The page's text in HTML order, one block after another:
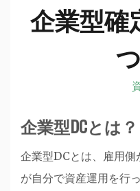
企業型確
企業型DCとは？
企業型DCとは、雇用側
が自分で資産運用を行